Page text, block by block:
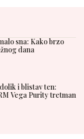
sna: Kako brzo
dana
i blistav ten:
Vega Purity tretman